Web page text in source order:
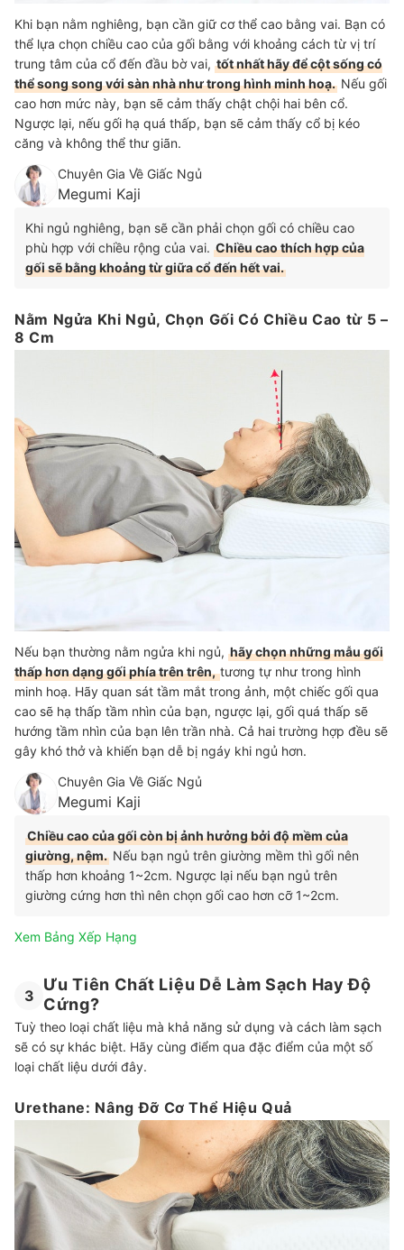
Khi bạn nằm nghiêng, bạn cần giữ cơ thể cao bằng vai. Bạn có
thể lựa chọn chiều cao của gối bằng với khoảng cách từ vị trí
trung tâm của cổ đến đầu bờ vai, tốt nhất hãy để cột sống có
thể song song với sàn nhà như trong hình minh hoạ. Nếu gối
cao hơn mức này, bạn sẽ cảm thấy chật chội hai bên cổ.
Ngược lại, nếu gối hạ quá thấp, bạn sẽ cảm thấy cổ bị kéo
căng và không thể thư giãn.
Chuyên Gia Về Giấc Ngủ
Megumi Kaji
Khi ngủ nghiêng, bạn sẽ cần phải chọn gối có chiều cao
phù hợp với chiều rộng của vai. Chiều cao thích hợp của
gối sẽ bằng khoảng từ giữa cổ đến hết vai.
Nằm Ngửa Khi Ngủ, Chọn Gối Có Chiều Cao từ 5 –
8 Cm
Nếu bạn thường nằm ngửa khi ngủ, hãy chọn những mẫu gối
thấp hơn dạng gối phía trên trên,tương tự như trong hình
minh hoạ. Hãy quan sát tầm mắt trong ảnh, một chiếc gối qua
cao sẽ hạ thấp tầm nhìn của bạn, ngược lại, gối quá thấp sẽ
hướng tầm nhìn của bạn lên trần nhà. Cả hai trường hợp đều sẽ
gây khó thở và khiến bạn dễ bị ngáy khi ngủ hơn.
Chuyên Gia Về Giấc Ngủ
Megumi Kaji
Chiều cao của gối còn bị ảnh hưởng bởi độ mềm của
giường, nệm. Nếu bạn ngủ trên giường mềm thì gối nên
thấp hơn khoảng 1~2cm. Ngược lại nếu bạn ngủ trên
giường cứng hơn thì nên chọn gối cao hơn cỡ 1~2cm.
Xem Bảng Xếp Hạng
3
Ưu Tiên Chất Liệu Dễ Làm Sạch Hay Độ
Cứng?
Tuỳ theo loại chất liệu mà khả năng sử dụng và cách làm sạch
sẽ có sự khác biệt. Hãy cùng điểm qua đặc điểm của một số
loại chất liệu dưới đây.
Urethane: Nâng Đỡ Cơ Thể Hiệu Quả